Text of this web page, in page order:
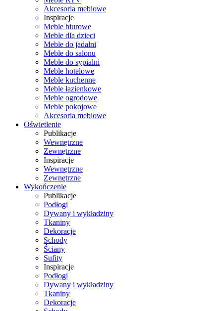
Akcesoria meblowe
Inspiracje
Meble biurowe
Meble dla dzieci
Meble do jadalni
Meble do salonu
Meble do sypialni
Meble hotelowe
Meble kuchenne
Meble łazienkowe
Meble ogrodowe
Meble pokojowe
Akcesoria meblowe
Oświetlenie
Publikacje
Wewnętrzne
Zewnętrzne
Inspiracje
Wewnętrzne
Zewnętrzne
Wykończenie
Publikacje
Podłogi
Dywany i wykładziny
Tkaniny
Dekoracje
Schody
Ściany
Sufity
Inspiracje
Podłogi
Dywany i wykładziny
Tkaniny
Dekoracje